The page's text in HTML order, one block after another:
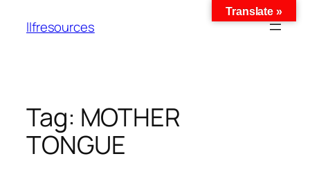
llfresources
Tag: MOTHER
TONGUE
Translate »